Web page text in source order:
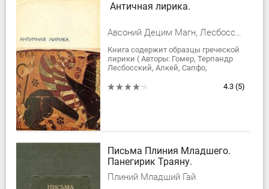
Античная лирика.
Авсоний Децим Магн, Лесбосский Терпандр, Марциал Марк Валерий, Клавдиан Клавдий, Сервасий-младший Сульпиций Луперк
Книга содержит образцы греческой
лирики ( Авторы: Гомер, Терпандр
Лесбосский, Алкей, Сапфо,
Коринна, Пиндар, Бак-хилид,
4.3 (5)
Письма Плиния Младшего.
Панегирик Траяну.
Плиний Младший Гай